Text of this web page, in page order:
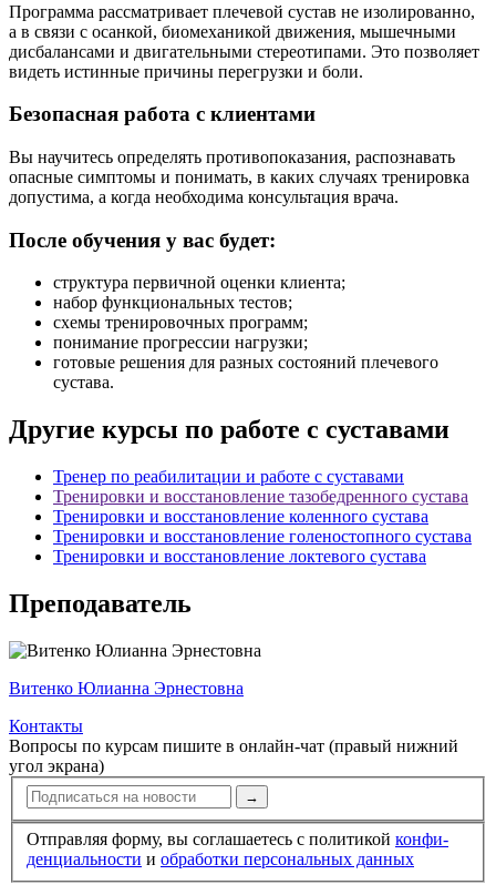
Программа рассматривает плечевой сустав не изолированно,
а в связи с осанкой, биомеханикой движения, мышечными
дисбалансами и двигательными стереотипами. Это позволяет
видеть истинные причины перегрузки и боли.
Безопасная работа с клиентами
Вы научитесь определять противо­показания, распознавать
опасные симптомы и понимать, в каких случаях тренировка
допустима, а когда необходима консультация врача.
После обучения у вас будет:
структура первичной оценки клиента;
набор функциональ­ных тестов;
схемы тренировочных программ;
понимание прогрессии нагрузки;
готовые решения для разных состояний плечевого
сустава.
Другие курсы по работе с суставами
Тренер по реабилитации и работе с суставами
Тренировки и восстанов­ление тазобедренного сустава
Тренировки и восстанов­ление коленного сустава
Тренировки и восстанов­ление голеностопного сустава
Тренировки и восстанов­ление локтевого сустава
Преподаватель
Витенко Юлианна Эрнестовна
Контакты
Вопросы по курсам пишите в онлайн-чат (правый нижний
угол экрана)
→
Отправляя форму, вы соглашаетесь с политикой конфи­
ден­циальности и обработки персональных данных